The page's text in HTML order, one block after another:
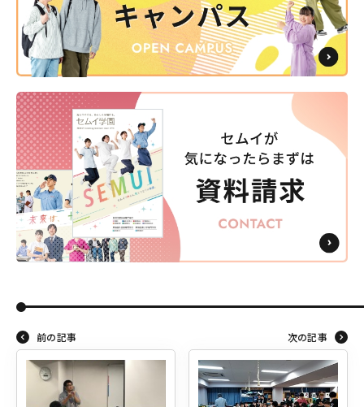
前の記事 次の記事
東海医療科学
専門学校
東海歯科医療
専門学校
東海医療工学
CLOSE
東海医療科学
専門学校
東海歯科医療
専門学校
東海医療工学
CLOSE
東海医療科学
専門学校
東海歯科医療
専門学校
東海医療工学
CLOSE
東海医療科学
専門学校
東海歯科医療
専門学校
東海医療工学
CLOSE